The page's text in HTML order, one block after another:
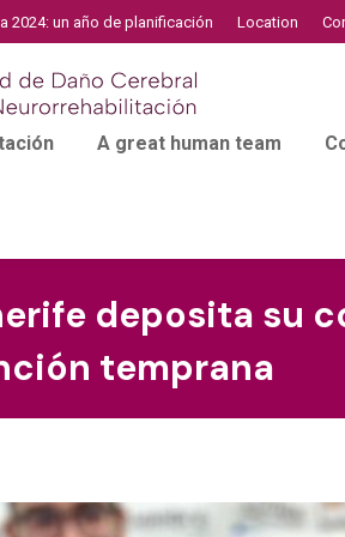
2024: un año de planificación Location
A great human team
deposita su
temprana